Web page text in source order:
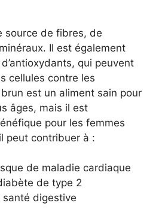
source de fibres, de
Il est également
qui peuvent
cellules contre les
est un aliment sain pour
âges, mais il est
pour les femmes
peut contribuer à :
de maladie cardiaque
de type 2
santé digestive